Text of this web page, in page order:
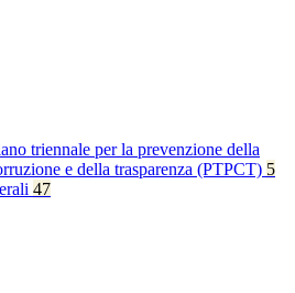
triennale per la prevenzione della
e della trasparenza (PTPCT) 5
47